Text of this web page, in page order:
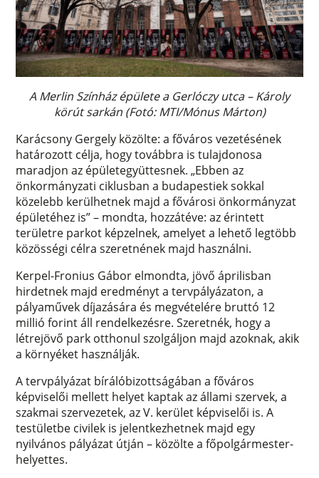
A Merlin Színház épülete a Gerlóczy utca – Károly
körút sarkán (Fotó: MTI/Mónus Márton)
Karácsony Gergely közölte: a főváros vezetésének
határozott célja, hogy továbbra is tulajdonosa
maradjon az épületegyüttesnek. „Ebben az
önkormányzati ciklusban a budapestiek sokkal
közelebb kerülhetnek majd a fővárosi önkormányzat
épületéhez is” – mondta, hozzátéve: az érintett
területre parkot képzelnek, amelyet a lehető legtöbb
közösségi célra szeretnének majd használni.
Kerpel-Fronius Gábor elmondta, jövő áprilisban
hirdetnek majd eredményt a tervpályázaton, a
pályaművek díjazására és megvételére bruttó 12
millió forint áll rendelkezésre. Szeretnék, hogy a
létrejövő park otthonul szolgáljon majd azoknak, akik
a környéket használják.
A tervpályázat bírálóbizottságában a főváros
képviselői mellett helyet kaptak az állami szervek, a
szakmai szervezetek, az V. kerület képviselői is. A
testületbe civilek is jelentkezhetnek majd egy
nyilvános pályázat útján – közölte a főpolgármester-
helyettes.